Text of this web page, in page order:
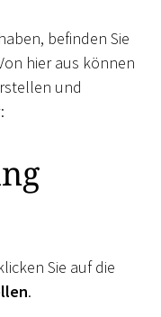
befinden Sie
hier aus können
und
Sie auf die
.